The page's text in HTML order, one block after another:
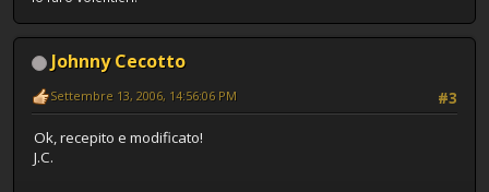
Johnny Cecotto
#3
Settembre 13, 2006, 14:56:06 PM
Ok, recepito e modificato!
J.C.